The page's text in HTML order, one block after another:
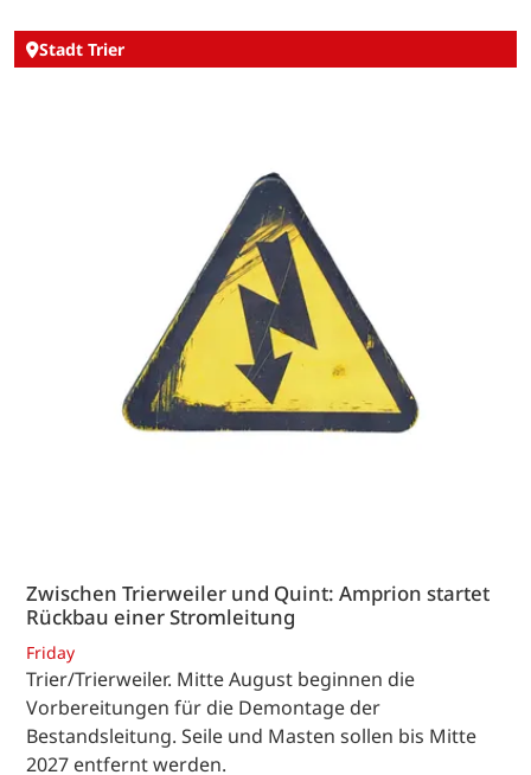
Stadt Trier
Zwischen Trierweiler und Quint: Amprion startet
Rückbau einer Stromleitung
Friday
Trier/Trierweiler. Mitte August beginnen die
Vorbereitungen für die Demontage der
Bestandsleitung. Seile und Masten sollen bis Mitte
2027 entfernt werden.